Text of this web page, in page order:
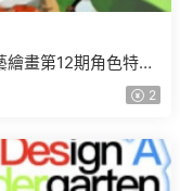
畫第12期角色特訓
2